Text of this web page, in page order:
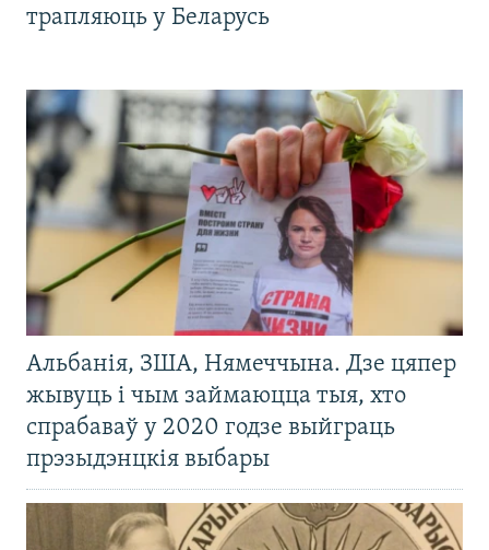
трапляюць у Беларусь
Альбанія, ЗША, Нямеччына. Дзе цяпер
жывуць і чым займаюцца тыя, хто
спрабаваў у 2020 годзе выйграць
прэзыдэнцкія выбары